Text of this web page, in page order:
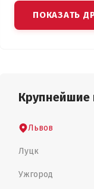
ПОКАЗАТЬ
Крупнейшие
Львов
Луцк
Ужгород